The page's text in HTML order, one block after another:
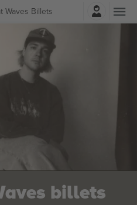
Waves Billets
Connexion
billets